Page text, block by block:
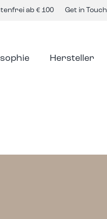
ab € 100 Get in Touch
Hersteller